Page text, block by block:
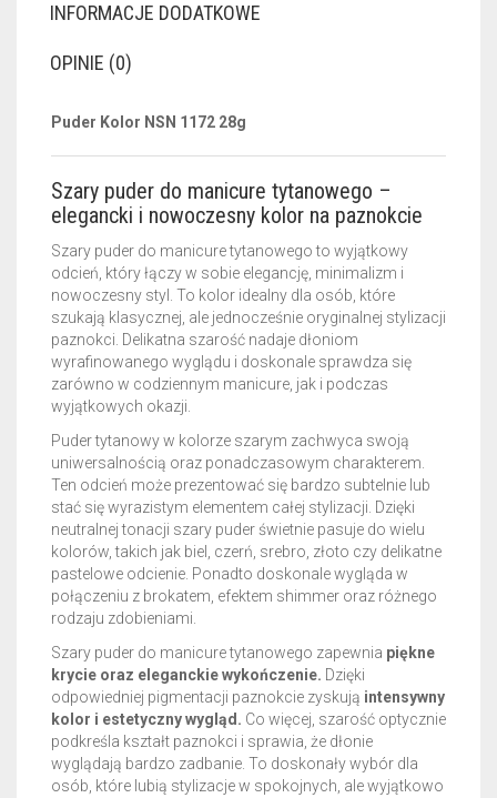
INFORMACJE DODATKOWE
OPINIE (0)
Puder Kolor NSN 1172 28g
Szary puder do manicure tytanowego –
elegancki i nowoczesny kolor na paznokcie
Szary puder do manicure tytanowego to wyjątkowy
odcień, który łączy w sobie elegancję, minimalizm i
nowoczesny styl. To kolor idealny dla osób, które
szukają klasycznej, ale jednocześnie oryginalnej stylizacji
paznokci. Delikatna szarość nadaje dłoniom
wyrafinowanego wyglądu i doskonale sprawdza się
zarówno w codziennym manicure, jak i podczas
wyjątkowych okazji.
Puder tytanowy w kolorze szarym zachwyca swoją
uniwersalnością oraz ponadczasowym charakterem.
Ten odcień może prezentować się bardzo subtelnie lub
stać się wyrazistym elementem całej stylizacji. Dzięki
neutralnej tonacji szary puder świetnie pasuje do wielu
kolorów, takich jak biel, czerń, srebro, złoto czy delikatne
pastelowe odcienie. Ponadto doskonale wygląda w
połączeniu z brokatem, efektem shimmer oraz różnego
rodzaju zdobieniami.
Szary puder do manicure tytanowego zapewnia piękne
krycie oraz eleganckie wykończenie. Dzięki
odpowiedniej pigmentacji paznokcie zyskują intensywny
kolor i estetyczny wygląd. Co więcej, szarość optycznie
podkreśla kształt paznokci i sprawia, że dłonie
wyglądają bardzo zadbanie. To doskonały wybór dla
osób, które lubią stylizacje w spokojnych, ale wyjątkowo